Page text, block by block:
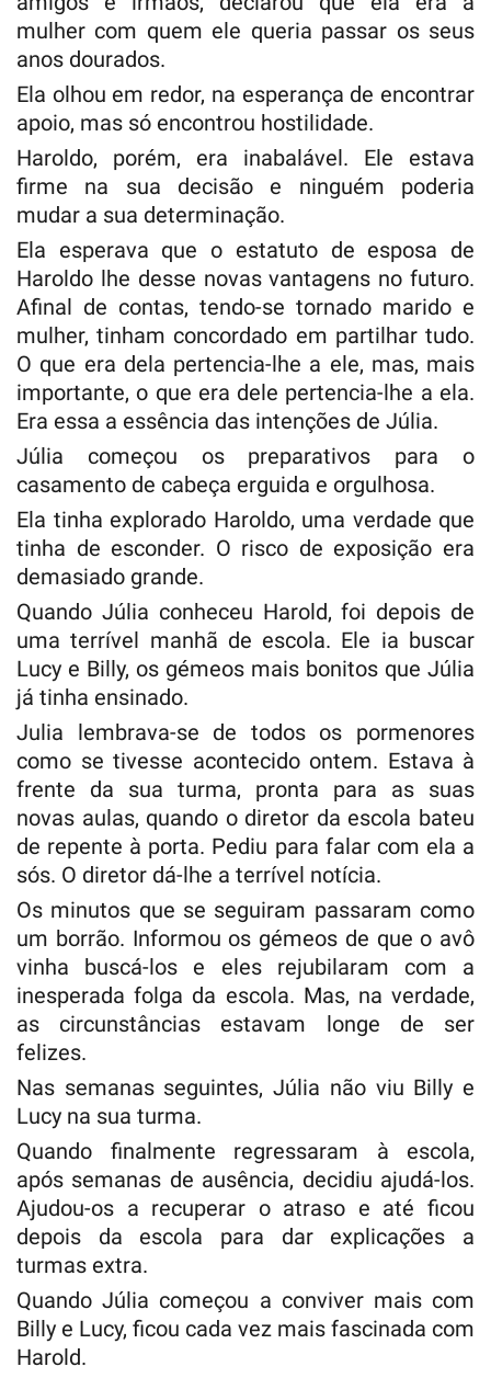
mulher com quem ele queria passar os seus
anos dourados.
Ela olhou em redor, na esperança de encontrar
apoio, mas só encontrou hostilidade.
Haroldo, porém, era inabalável. Ele estava
firme na sua decisão e ninguém poderia
mudar a sua determinação.
Ela esperava que o estatuto de esposa de
Haroldo lhe desse novas vantagens no futuro.
Afinal de contas, tendo-se tornado marido e
mulher, tinham concordado em partilhar tudo.
O que era dela pertencia-lhe a ele, mas, mais
importante, o que era dele pertencia-lhe a ela.
Era essa a essência das intenções de Júlia.
Júlia começou os preparativos para o
casamento de cabeça erguida e orgulhosa.
Ela tinha explorado Haroldo, uma verdade que
tinha de esconder. O risco de exposição era
demasiado grande.
Quando Júlia conheceu Harold, foi depois de
uma terrível manhã de escola. Ele ia buscar
Lucy e Billy, os gémeos mais bonitos que Júlia
já tinha ensinado.
Julia lembrava-se de todos os pormenores
como se tivesse acontecido ontem. Estava à
frente da sua turma, pronta para as suas
novas aulas, quando o diretor da escola bateu
de repente à porta. Pediu para falar com ela a
sós. O diretor dá-lhe a terrível notícia.
Os minutos que se seguiram passaram como
um borrão. Informou os gémeos de que o avô
vinha buscá-los e eles rejubilaram com a
inesperada folga da escola. Mas, na verdade,
as circunstâncias estavam longe de ser
felizes.
Nas semanas seguintes, Júlia não viu Billy e
Lucy na sua turma.
Quando finalmente regressaram à escola,
após semanas de ausência, decidiu ajudá-los.
Ajudou-os a recuperar o atraso e até ficou
depois da escola para dar explicações a
turmas extra.
Quando Júlia começou a conviver mais com
Billy e Lucy, ficou cada vez mais fascinada com
Harold.